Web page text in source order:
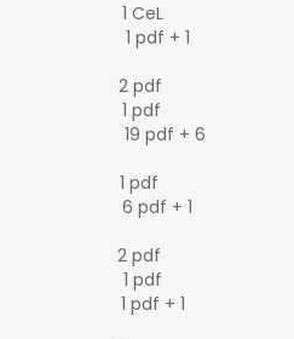
CeL
pdf + 1
pdf
pdf
19 pdf + 6
1 pdf
pdf + 1
2 pdf
1 pdf
1 pdf + 1